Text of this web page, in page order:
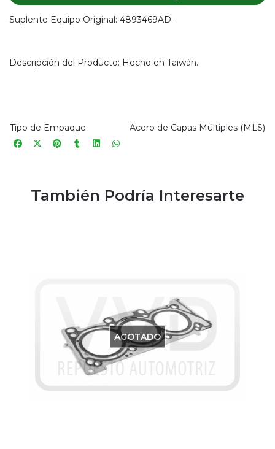
Suplente Equipo Original: 4893469AD.
Descripción del Producto: Hecho en Taiwán.
Tipo de Empaque Acero de Capas Múltiples (MLS)
También Podría Interesarte
AGOTADO